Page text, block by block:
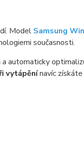
Model Samsung
současnosti.
automaticky
vytápěnínavíc získáte